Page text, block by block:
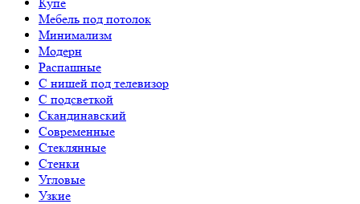
Мебель под потолок
Минимализм
Модерн
Распашные
С нишей под телевизор
С подсветкой
Скандинавский
Современные
Стеклянные
Стенки
Угловые
Узкие